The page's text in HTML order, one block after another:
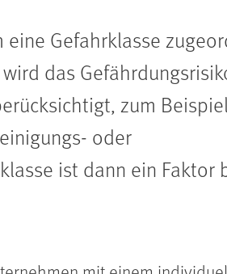
Gefahrklasse
das
zum
oder
ist dann ein Faktor